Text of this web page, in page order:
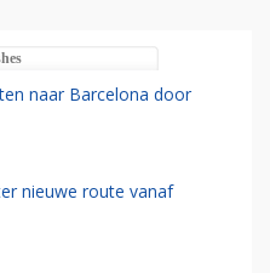
naar Barcelona door
nieuwe route vanaf